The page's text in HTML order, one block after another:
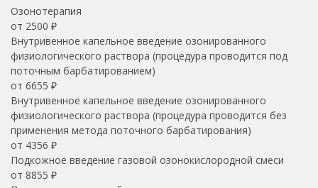
Озонотерапия
от 2500 ₽
Внутривенное капельное введение озонированного
физиологического раствора (процедура проводится под
поточным барбатированием)
от 6655 ₽
Внутривенное капельное введение озонированного
физиологического раствора (процедура проводится без
применения метода поточного барбатирования)
от 4356 ₽
Подкожное введение газовой озонокислородной смеси
от 8855 ₽